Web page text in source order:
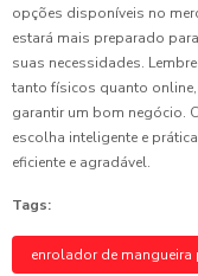
opções disponíveis no
estará mais preparado
suas necessidades.
tanto físicos quanto
garantir um bom negócio.
escolha inteligente e
eficiente e agradável.
Tags:
enrolador de mangueira